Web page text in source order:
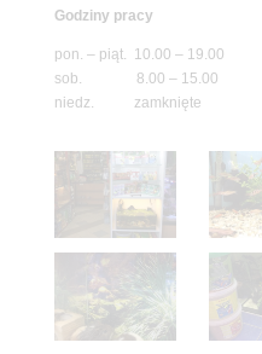
Godziny pracy
pon. – piąt. 10.00 – 19.00
sob. 8.00 – 15.00
niedz. zamknięte